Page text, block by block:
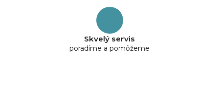
Skvelý servis
poradíme a pomôžeme